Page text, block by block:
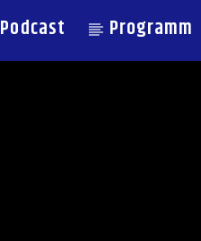
Podcast Programm